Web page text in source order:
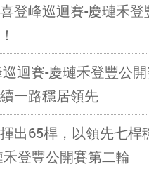
登峰巡迴賽-慶璉禾登
迴賽-慶璉禾登豐公
一路穩居領先
出65桿，以領先七桿
登豐公開賽第二輪